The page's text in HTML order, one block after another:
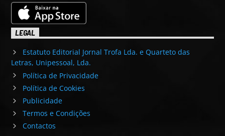
LEGAL
Estatuto Editorial Jornal Trofa Lda. e Quarteto das
Letras, Unipessoal, Lda.
Política de Privacidade
Política de Cookies
Publicidade
Termos e Condições
Contactos